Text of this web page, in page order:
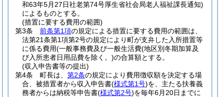
和63年5月27日社老第74号厚生省社会局老人福祉課長通知)
によるものとする。
(措置に要する費用の範囲)
第3条
前条第1項の規定による措置に要する費用の範囲は、
法第21条第1項第2号の規定により町が支弁した入所措置等
に係る費用(一般事務費及び一般生活費(地区別冬期加算及
び入所患者日用品費を除く。)の合算額とする。
(収入申告書等の提出)
第4条
町長は、 第2条の規定により費用徴収額を決定する場
合、被措置者から収入申告書(様式第1号)を、主たる扶養義
務者からは納税等申告書(様式第2号)を毎年6月20日までに